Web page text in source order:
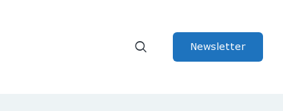
Newsletter